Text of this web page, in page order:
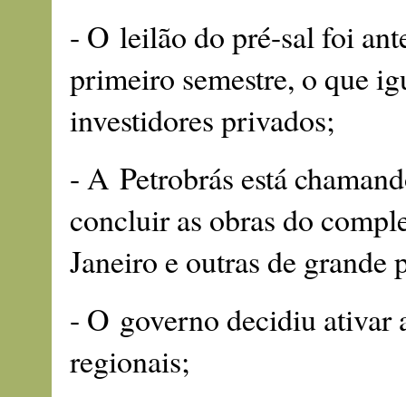
- O leilão do pré-sal foi
primeiro semestre, o que
investidores privados;
- A Petrobrás está
concluir as obras do
Janeiro e outras de grande
- O governo decidiu ativar
regionais;